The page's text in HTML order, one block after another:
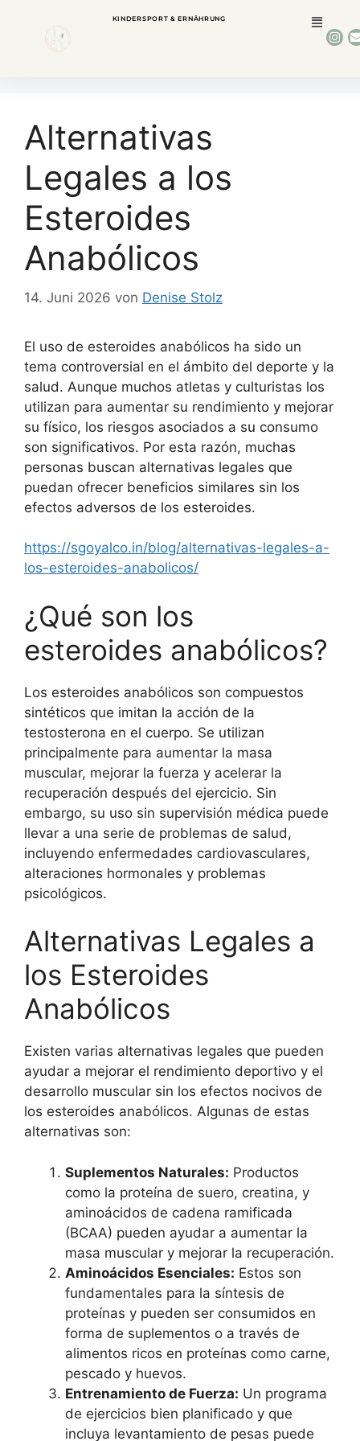
KINDERSPORT & ERNÄHRUNG
Alternativas
Legales a los
Esteroides
Anabólicos
14. Juni 2026 von Denise Stolz
El uso de esteroides anabólicos ha sido un
tema controversial en el ámbito del deporte y la
salud. Aunque muchos atletas y culturistas los
utilizan para aumentar su rendimiento y mejorar
su físico, los riesgos asociados a su consumo
son significativos. Por esta razón, muchas
personas buscan alternativas legales que
puedan ofrecer beneficios similares sin los
efectos adversos de los esteroides.
https://sgoyalco.in/blog/alternativas-legales-a-
los-esteroides-anabolicos/
¿Qué son los
esteroides anabólicos?
Los esteroides anabólicos son compuestos
sintéticos que imitan la acción de la
testosterona en el cuerpo. Se utilizan
principalmente para aumentar la masa
muscular, mejorar la fuerza y acelerar la
recuperación después del ejercicio. Sin
embargo, su uso sin supervisión médica puede
llevar a una serie de problemas de salud,
incluyendo enfermedades cardiovasculares,
alteraciones hormonales y problemas
psicológicos.
Alternativas Legales a
los Esteroides
Anabólicos
Existen varias alternativas legales que pueden
ayudar a mejorar el rendimiento deportivo y el
desarrollo muscular sin los efectos nocivos de
los esteroides anabólicos. Algunas de estas
alternativas son:
Suplementos Naturales: Productos
como la proteína de suero, creatina, y
aminoácidos de cadena ramificada
(BCAA) pueden ayudar a aumentar la
masa muscular y mejorar la recuperación.
Aminoácidos Esenciales: Estos son
fundamentales para la síntesis de
proteínas y pueden ser consumidos en
forma de suplementos o a través de
alimentos ricos en proteínas como carne,
pescado y huevos.
Entrenamiento de Fuerza: Un programa
de ejercicios bien planificado y que
incluya levantamiento de pesas puede